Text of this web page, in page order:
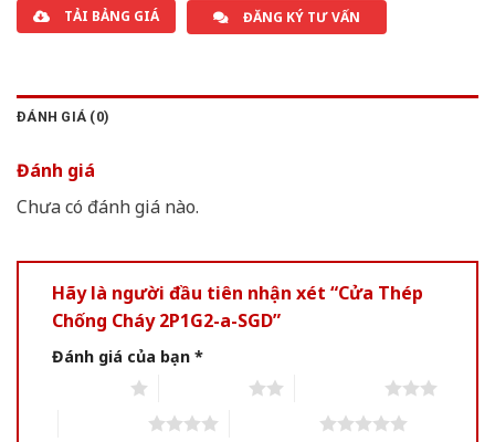
TẢI BẢNG GIÁ ĐĂNG KÝ TƯ VẤN
ĐÁNH GIÁ (0)
Đánh giá
Chưa có đánh giá nào.
Hãy là người đầu tiên nhận xét “Cửa Thép
Chống Cháy 2P1G2-a-SGD”
Đánh giá của bạn *